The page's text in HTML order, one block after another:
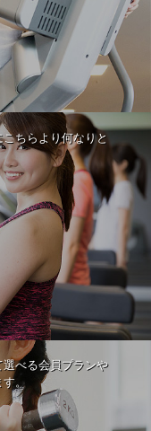
ちらより何なりと
べる会員プランや
。